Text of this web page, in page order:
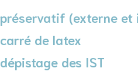
(externe et
de latex
des IST